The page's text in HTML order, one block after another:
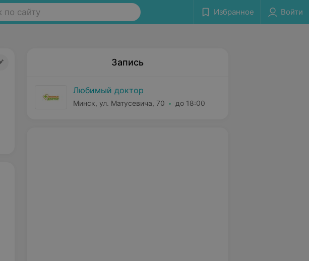
по сайту Избранное Войти
Запись
Любимый доктор
Минск, ул. Матусевича, 70 до 18:00